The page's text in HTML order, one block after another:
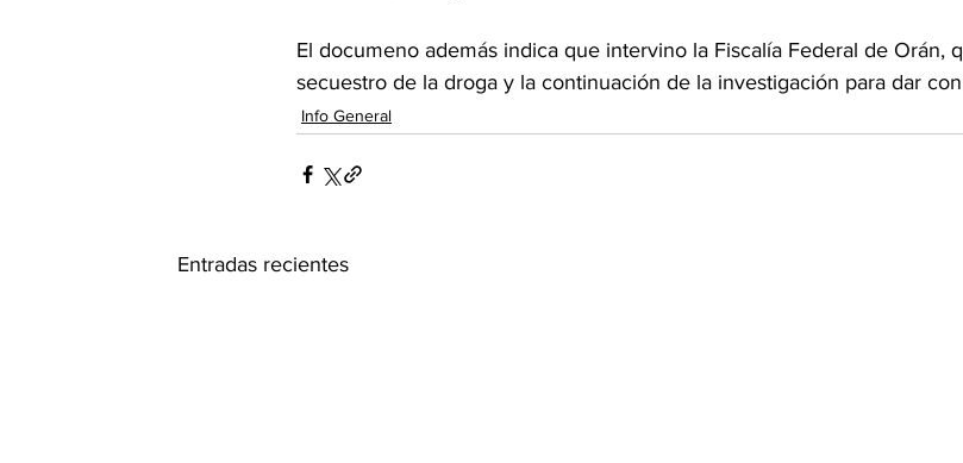
El documeno además indica que intervino la Fiscalía Federal de Orán,
secuestro de la droga y la continuación de la investigación para dar
Info General
Entradas recientes